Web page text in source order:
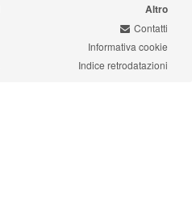
Altro
Contatti
Informativa cookie
Indice retrodatazioni